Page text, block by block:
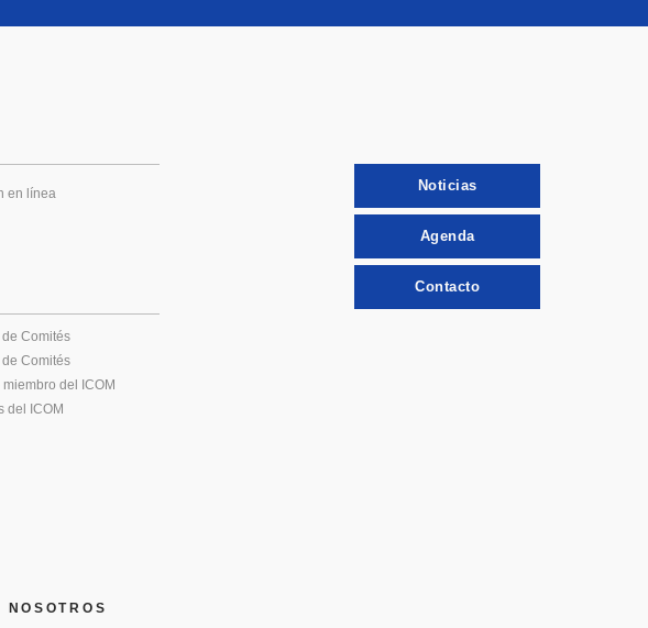
en línea
Comités
Comités
del ICOM
del ICOM
NOSOTROS
Noticias
Agenda
Contacto